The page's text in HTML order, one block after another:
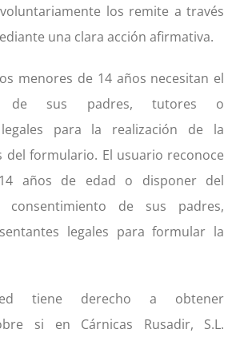
los remite a través
una clara acción afirmativa.
menores de 14 años necesitan el
de sus padres, tutores o
legales para la realización de la
del formulario. El usuario reconoce
años de edad o disponer del
consentimiento de sus padres,
legales para formular la
tiene derecho a obtener
si en Cárnicas Rusadir, S.L.